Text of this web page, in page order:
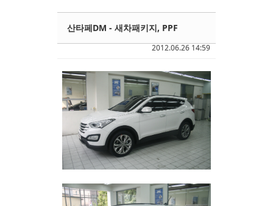
2012.06.26 14:59
산타페DM - 새차패키지, PPF
Sketchbook5, 스케치북5
Sketchbook5, 스케치북5
Sketchbook5, 스케치북5
Sketchbook5, 스케치북5